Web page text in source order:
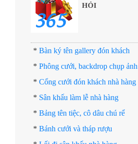
HỎI
* Bàn ký tên gallery đón khách
* Phông cưới, backdrop chụp ảnh
* Cổng cưới đón khách nhà hàng
* Sân khấu làm lễ nhà hàng
* Bảng tên tiệc, cô dâu chú rể
* Bánh cưới và tháp rượu